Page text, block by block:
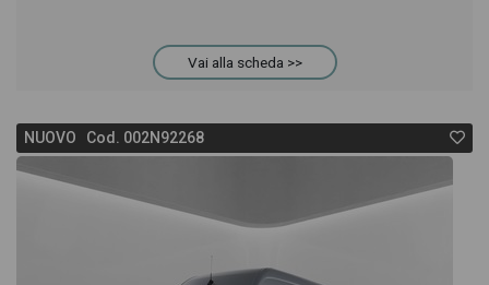
Vai alla scheda >>
NUOVO Cod. 002N92268